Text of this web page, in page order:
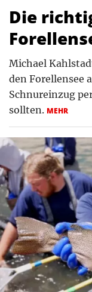
Die
Michael
den Forellensee
Schnureinzug
sollten. MEHR